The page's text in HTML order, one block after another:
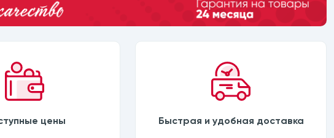
цены Быстрая и удобная доставка